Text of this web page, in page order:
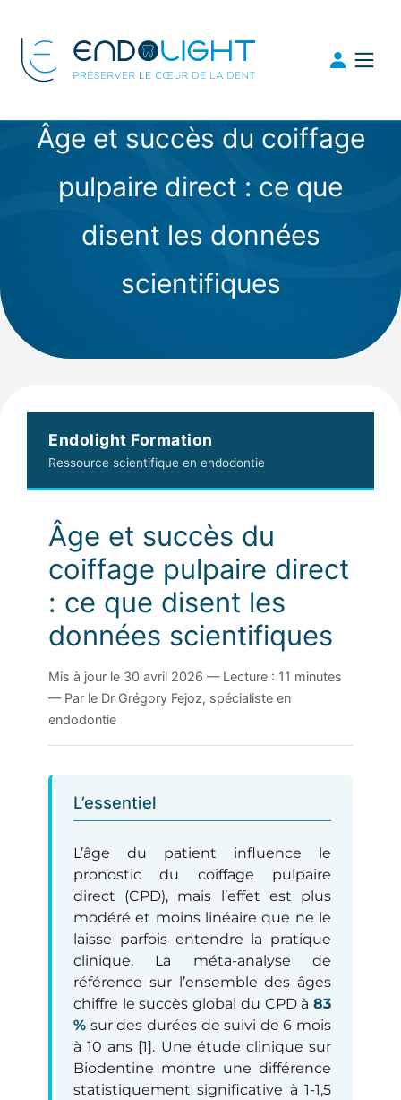
Âge et succès du coiffage
pulpaire direct : ce que
disent les données
scientifiques
Endolight Formation
Ressource scientifique en endodontie
Âge et succès du
coiffage pulpaire direct
: ce que disent les
données scientifiques
Mis à jour le 30 avril 2026 — Lecture : 11 minutes
— Par le Dr Grégory Fejoz, spécialiste en
endodontie
L’essentiel
L’âge du patient influence le
pronostic du coiffage pulpaire
direct (CPD), mais l’effet est plus
modéré et moins linéaire que ne le
laisse parfois entendre la pratique
clinique. La méta-analyse de
référence sur l’ensemble des âges
chiffre le succès global du CPD à 83
% sur des durées de suivi de 6 mois
à 10 ans [1]. Une étude clinique sur
Biodentine montre une différence
statistiquement significative à 1-1,5